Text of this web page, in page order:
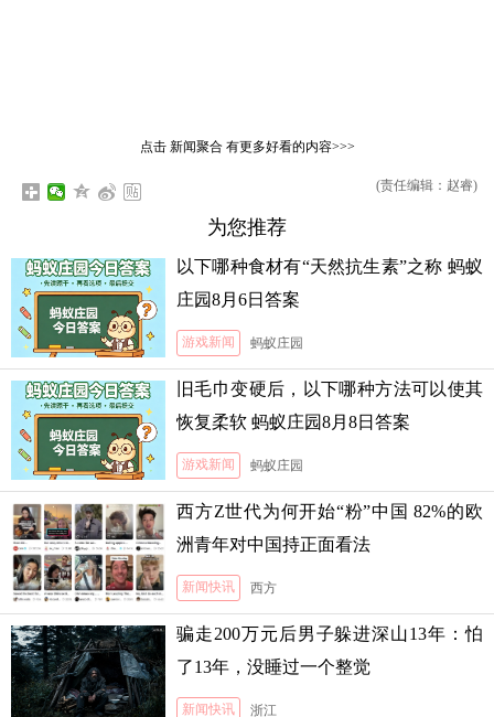
点击 新闻聚合有更多好看的内容>>>
(责任编辑：赵睿)
为您推荐
以下哪种食材有“天然抗生素”之称 蚂蚁
庄园8月6日答案
游戏新闻 蚂蚁庄园
旧毛巾变硬后，以下哪种方法可以使其
恢复柔软 蚂蚁庄园8月8日答案
游戏新闻 蚂蚁庄园
西方Z世代为何开始“粉”中国 82%的欧
洲青年对中国持正面看法
新闻快讯 西方
骗走200万元后男子躲进深山13年：怕
了13年，没睡过一个整觉
新闻快讯 浙江